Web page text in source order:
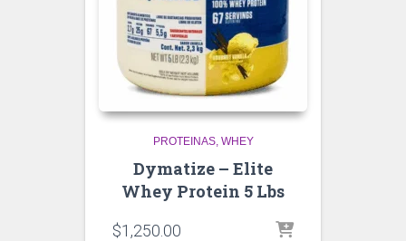
PROTEINAS WHEY
Dymatize – Elite
Whey Protein 5 Lbs
$1,250.00